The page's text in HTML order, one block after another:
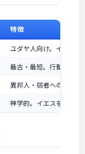
特徴
ユダヤ人向け。イエス
最古・最短。行動的な
異邦人・弱者への愛。
神学的。イエスを「神